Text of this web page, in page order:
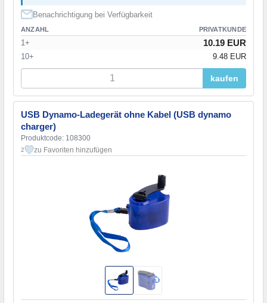
Benachrichtigung bei Verfügbarkeit
ANZAHL PRIVATKUNDE
1+ 10.19 EUR
10+ 9.48 EUR
kaufen
USB Dynamo-Ladegerät ohne Kabel (USB dynamo
charger)
Produktcode: 108300
2 zu Favoriten hinzufügen